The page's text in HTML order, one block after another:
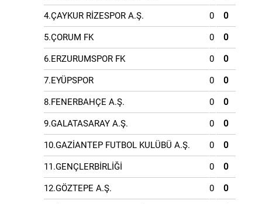
4.ÇAYKUR RİZESPOR A.Ş. 0 0
5.ÇORUM FK 0 0
6.ERZURUMSPOR FK 0 0
7.EYÜPSPOR 0 0
8.FENERBAHÇE A.Ş. 0 0
9.GALATASARAY A.Ş. 0 0
10.GAZİANTEP FUTBOL KULÜBÜ A.Ş. 0 0
11.GENÇLERBİRLİĞİ 0 0
12.GÖZTEPE A.Ş. 0 0